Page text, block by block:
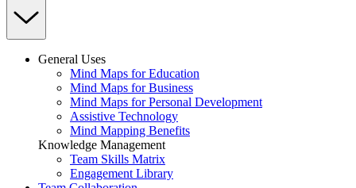
General Uses
Mind Maps for Education
Mind Maps for Business
Mind Maps for Personal Development
Assistive Technology
Mind Mapping Benefits
Knowledge Management
Team Skills Matrix
Engagement Library